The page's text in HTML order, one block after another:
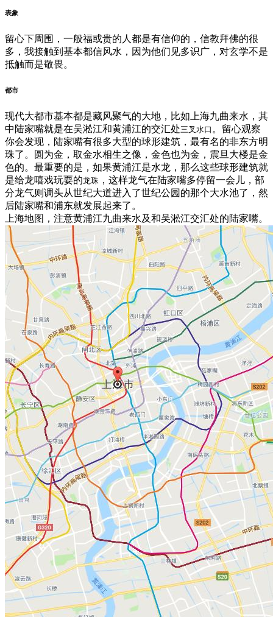
表象
留心下周围，一般福或贵的人都是有信仰的，信教拜佛的很
多，我接触到基本都信风水，因为他们见多识广，对玄学不是
抵触而是敬畏。
都市
现代大都市基本都是藏风聚气的大地，比如上海九曲来水，其
中陆家嘴就是在吴淞江和黄浦江的交汇处三叉水口 。留心观察
你会发现，陆家嘴有很多大型的球形建筑，最有名的非东方明
珠了。圆为金，取金水相生之像，金色也为金，震旦大楼是金
色的。最重要的是，如果黄浦江是水龙，那么这些球形建筑就
是给龙嘻戏玩耍的龙珠 ，这样龙气在陆家嘴多停留一会儿，部
分龙气则调头从世纪大道进入了世纪公园的那个大水池了，然
后陆家嘴和浦东就发展起来了。
上海地图，注意黄浦江九曲来水及和吴淞江交汇处的陆家嘴。